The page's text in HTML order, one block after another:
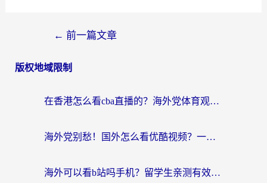
← 前一篇文章
版权地域限制
在香港怎么看cba直播的？海外党体育观赛终极指南：告别版权限制，畅享中文解说
海外党别愁！国外怎么看优酷视频？一招解决追剧、看直播难题
海外可以看b站吗手机？留学生亲测有效的回国加速指南